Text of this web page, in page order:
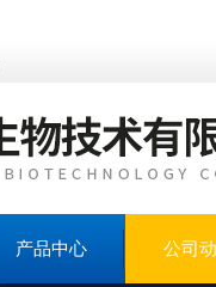
产品中心 公司